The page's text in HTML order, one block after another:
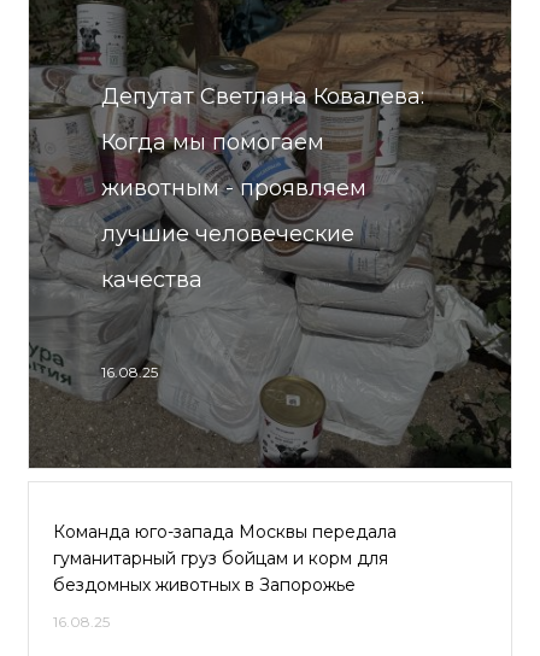
Депутат Светлана Ковалева:
Когда мы помогаем
животным - проявляем
лучшие человеческие
качества
16.08.25
Команда юго-запада Москвы передала
гуманитарный груз бойцам и корм для
бездомных животных в Запорожье
16.08.25